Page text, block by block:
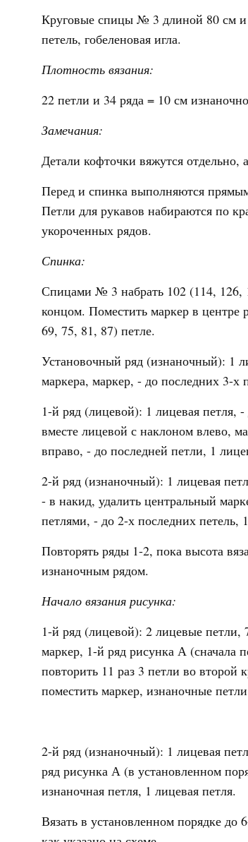
Круговые спицы № 3 длиной 80 см
петель, гобеленовая игла.
Плотность вязания:
22 петли и 34 ряда = 10 см
Замечания:
Детали кофточки вяжутся отдельно,
Перед и спинка выполняются
Петли для рукавов набираются по
укороченных рядов.
Спинка:
Спицами № 3 набрать 102 (114, 126,
концом. Поместить маркер в центре
69, 75, 81, 87) петле.
Установочный ряд (изнаночный): 1
маркера, маркер, - до последних 3-х
1-й ряд (лицевой): 1 лицевая петля,
вместе лицевой с наклоном влево,
вправо, - до последней петли, 1
2-й ряд (изнаночный): 1 лицевая
- в накид, удалить центральный
петлями, - до 2-х последних петель,
Повторять ряды 1-2, пока высота
изнаночным рядом.
Начало вязания рисунка:
1-й ряд (лицевой): 2 лицевые петли,
маркер, 1-й ряд рисунка А (сначала
повторить 11 раз 3 петли во второй
поместить маркер, изнаночные
2-й ряд (изнаночный): 1 лицевая
ряд рисунка А (в установленном
изнаночная петля, 1 лицевая петля.
Вязать в установленном порядке